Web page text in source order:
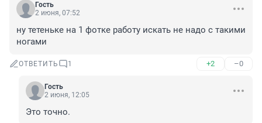
Гость
2 июня, 07:52
ну тетеньке на 1 фотке работу искать не надо с такими
ногами
ОТВЕТИТЬ 1 +2 –0
Гость
2 июня, 12:05
Это точно.